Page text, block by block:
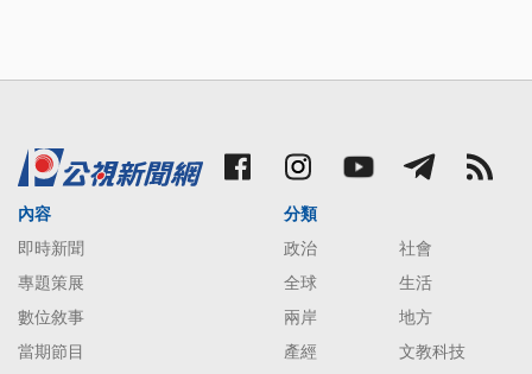
內容
即時新聞
專題策展
數位敘事
當期節目
分類
政治
社會
全球
生活
兩岸
地方
產經
文教科技